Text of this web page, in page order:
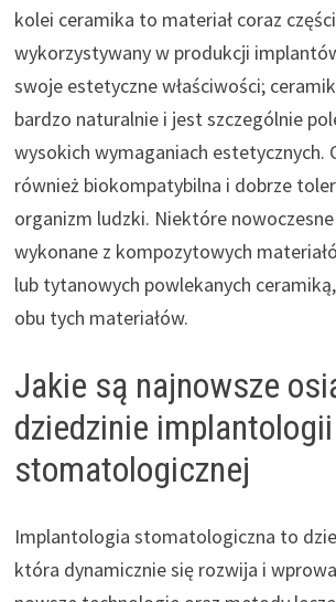
kolei ceramika to materiał coraz
wykorzystywany w produkcji
swoje estetyczne właściwości;
bardzo naturalnie i jest szczególnie
wysokich wymaganiach estetycznych.
również biokompatybilna i dobrze
organizm ludzki. Niektóre
wykonane z kompozytowych
lub tytanowych powlekanych
obu tych materiałów.
Jakie są najnowsze
dziedzinie implantologii
stomatologicznej
Implantologia stomatologiczna to
która dynamicznie się rozwija i